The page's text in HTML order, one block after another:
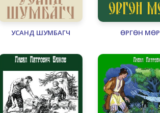
УСАНД ШУМБАГЧ ӨРГӨН МӨР